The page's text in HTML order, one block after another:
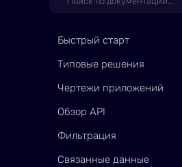
Быстрый старт
Типовые решения
Чертежи приложений
Обзор API
Фильтрация
Связанные данные